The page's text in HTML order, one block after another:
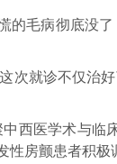
的毛病彻底没
次就诊不仅治
西医学术与临
房颤患者积